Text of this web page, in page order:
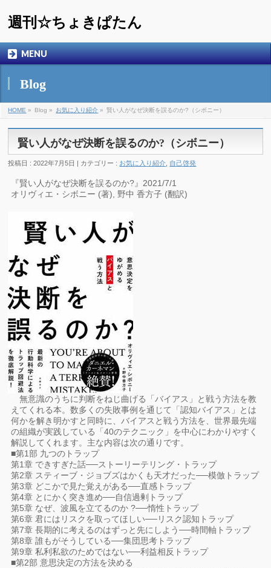
週刊☆ちょきぱたん
MENU
Blog
HOME » Blog » お気に入り紹介 » 賢い人がなぜ決断を誤るのか?（シボニー）
賢い人がなぜ決断を誤るのか?（シボニー）
投稿日 : 2022年7月5日 | カテゴリー : お気に入り紹介 自己啓発
『賢い人がなぜ決断を誤るのか?』2021/7/1
オリヴィエ・シボニー (著), 野中 香方子 (翻訳)
無意識のうちに判断をねじ曲げる「バイアス」と戦う方法を教
えてくれる本。数多くの失敗事例を通じて「認知バイアス」とは
何かを解き明かすと同時に、バイアスと戦う方法を、世界最先端
の組織が実践している「40のテクニック」を中心にわかりやすく
解説してくれます。主な内容は次の通りです。
■第1部 九つのトラップ
第1章 できすぎた話──ストーリーテリング・トラップ
第2章 スティーブ・ジョブズはかくも天才だった──模倣トラップ
第3章 どこかで見た覚えがある──直感トラップ
第4章 とにかく突き進め──自信過剰トラップ
第5章 なぜ、波風を立てるのか ?──惰性トラップ
第6章 君にはリスクを取ってほしい──リスク認知トラップ
第7章 長期的に考えるのはずっと先にしよう──時間軸トラップ
第8章 誰もがそうしている──集団思考トラップ
第9章 私利私欲のためではない──利益相反トラップ
■第2部 意思決定の方法を決める